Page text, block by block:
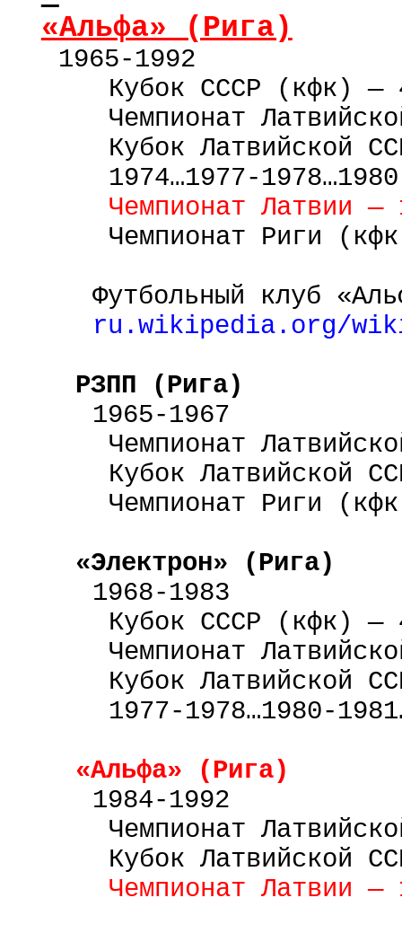
«Альфа» (Рига)
1965-1992
Кубок СССР (кфк) —
Чемпионат
Кубок Латвийской
1974…1977-
Чемпионат Латвии
Чемпионат Риги
Футбольный клуб
ru .wikipedia. org/
РЗПП (Рига)
1965-1967
Чемпионат
Кубок Латвийской
Чемпионат Риги
«Электрон» (Рига)
1968-1983
Кубок СССР (кфк) —
Чемпионат
Кубок Латвийской
1977-1978…1980-
«Альфа» (Рига)
1984-1992
Чемпионат
Кубок Латвийской
Чемпионат Латвии